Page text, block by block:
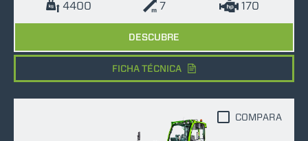
4400 7 170
DESCUBRE
FICHA TÉCNICA
COMPARA